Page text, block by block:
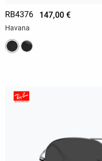
RB4376 147,00 €
Havana